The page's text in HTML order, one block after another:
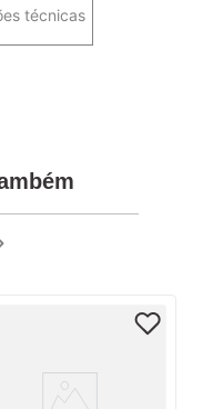
técnicas